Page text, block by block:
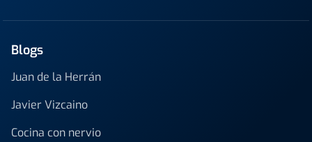
Blogs
Juan de la Herrán
Javier Vizcaino
Cocina con nervio